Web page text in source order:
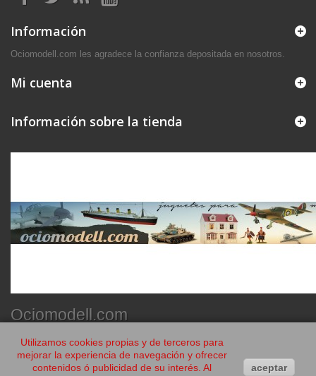
Información
Ociomodell.com les agradece la confianza depositada en nosotros.
Mi cuenta
Información sobre la tienda
Ociomodell.com
Utilizamos cookies propias y de terceros para
mejorar la experiencia de navegación y ofrecer
contenidos ó publicidad de su interés. Al
aceptar